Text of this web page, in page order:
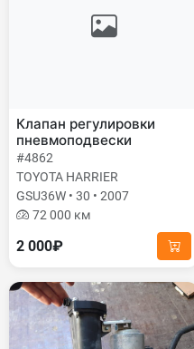
Клапан регулировки
пневмоподвески
#4862
TOYOTA HARRIER
GSU36W • 30 • 2007
72 000 км
2 000₽